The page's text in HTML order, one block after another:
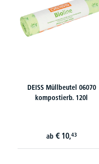
DEISS Müllbeutel 06070
kompostierb. 120l
ab € 10,43